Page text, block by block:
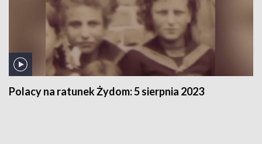
Polacy na ratunek Żydom:5 sierpnia 2023